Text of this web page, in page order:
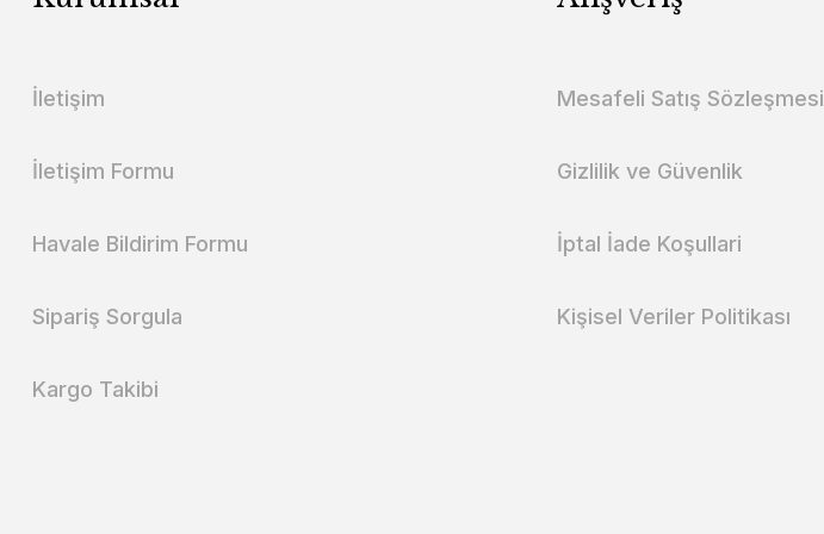
İletişim
İletişim Formu
Havale Bildirim Formu
Sipariş Sorgula
Kargo Takibi
Mesafeli Satış Sözleşmesi
Gizlilik ve Güvenlik
İptal İade Koşullari
Kişisel Veriler Politikası